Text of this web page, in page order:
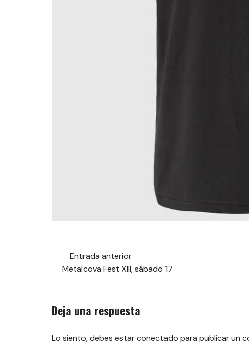
Navegación
de
entradas
Entrada anterior
Metalcova Fest XIII, sábado 17
Deja una respuesta
Lo siento, debes estarconectado para publicar un